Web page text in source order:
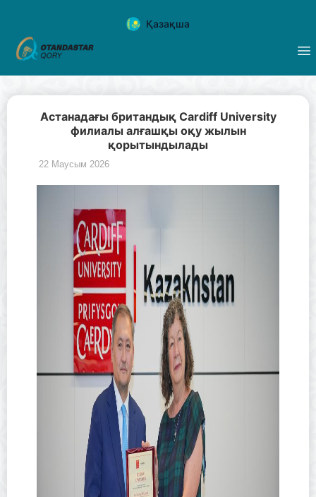
Қазақша
Астанадағы британдық Cardiff University
филиалы алғашқы оқу жылын
қорытындылады
22 Маусым 2026